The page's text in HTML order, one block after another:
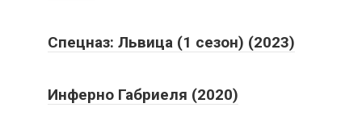
Спецназ: Львица (1 сезон) (2023)
Инферно Габриеля (2020)